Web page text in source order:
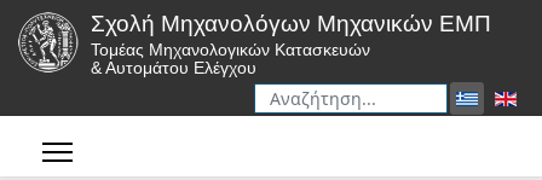
Σχολή Μηχανολόγων Μηχανικών ΕΜΠ
Τομέας Μηχανολογικών Κατασκευών
& Αυτομάτου Ελέγχου
Αναζήτηση